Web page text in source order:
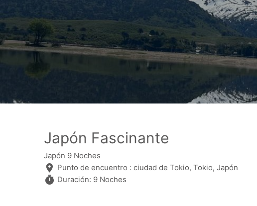
Japón Fascinante
Japón 9 Noches
Punto de encuentro : ciudad de Tokio, Tokio, Japón
Duración: 9 Noches